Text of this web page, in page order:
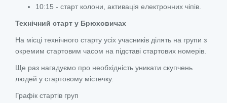
10:15 - старт колони, активація електронних чіпів.
Технічний старт у Брюховичах
На місці технічного старту усіх учасників ділять на групи з
окремим стартовим часом на підставі стартових номерів.
Ще раз нагадуємо про необхідність уникати скупчень
людей у стартовому містечку.
Графік стартів груп